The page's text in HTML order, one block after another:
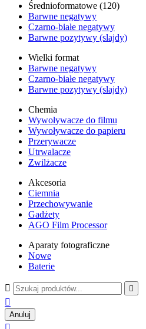
Średnioformatowe (120)
Barwne negatywy
Czarno-białe negatywy
Barwne pozytywy (slajdy)
Wielki format
Barwne negatywy
Czarno-białe negatywy
Barwne pozytywy (slajdy)
Chemia
Wywoływacze do filmu
Wywoływacze do papieru
Przerywacze
Utrwalacze
Zwilżacze
Akcesoria
Ciemnia
Przechowywanie
Gadżety
AGO Film Processor
Aparaty fotograficzne
Nowe
Baterie
 

Anuluj